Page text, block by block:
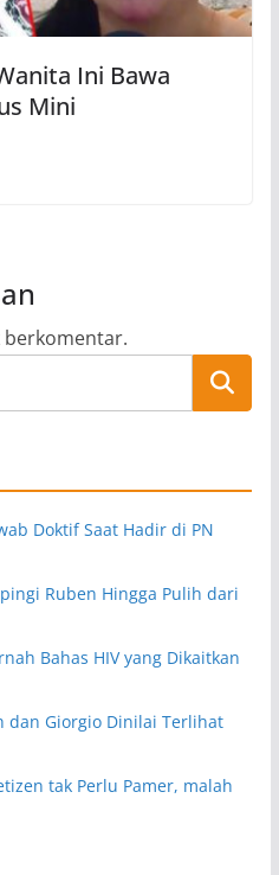
Ini Bawa
Mini
Doktif Saat Hadir di PN
Ruben Hingga Pulih dari
Bahas HIV yang Dikaitkan
dan Giorgio Dinilai Terlihat
tak Perlu Pamer, malah